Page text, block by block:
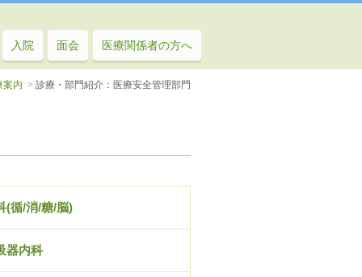
入院 面会 医療関係者の方へ
案内 > 診療・部門紹介：医療安全管理部門
(循/消/糖/脳)
器内科